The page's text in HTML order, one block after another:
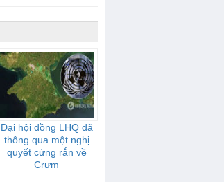
Đại hội đồng LHQ đã
thông qua một nghị
quyết cứng rắn về
Crưm